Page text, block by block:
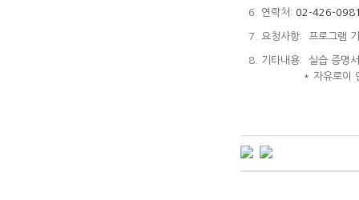
6. 연락처: 02-426-
7. 요청사항: 프로그램
8. 기타내용: 실습 증명
* 자유로이 연락 주